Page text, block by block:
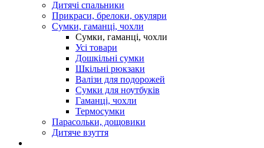
Дитячі спальники
Прикраси, брелоки, окуляри
Сумки, гаманці, чохли
Сумки, гаманці, чохли
Усі товари
Дошкільні сумки
Шкільні рюкзаки
Валізи для подорожей
Сумки для ноутбуків
Гаманці, чохли
Термосумки
Парасольки, дощовики
Дитяче взуття